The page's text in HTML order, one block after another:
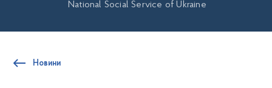
National Social Service of Ukraine
Новини